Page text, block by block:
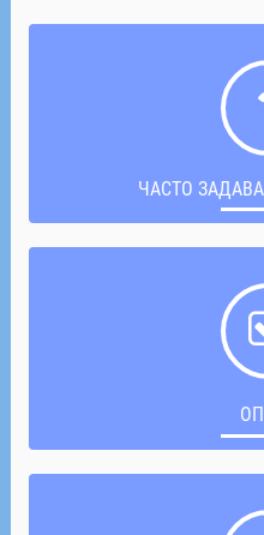
ЧАСТО